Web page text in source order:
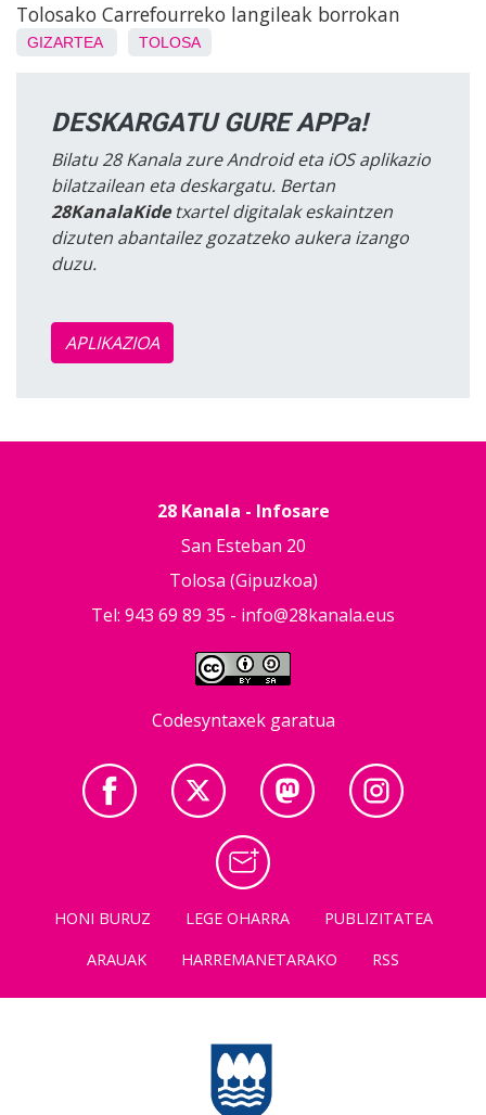
Tolosako Carrefourreko langileak borrokan
GIZARTEA TOLOSA
DESKARGATU GURE APPa!
Bilatu 28 Kanala zure Android eta iOS aplikazio
bilatzailean eta deskargatu. Bertan
28KanalaKidetxartel digitalak eskaintzen
dizuten abantailez gozatzeko aukera izango
duzu.
APLIKAZIOA
28 Kanala - Infosare
San Esteban 20
Tolosa (Gipuzkoa)
Tel: 943 69 89 35 - info@28kanala.eus
Codesyntaxek garatua
HONI BURUZ LEGE OHARRA
PUBLIZITATEA
ARAUAK
HARREMANETARAKO RSS